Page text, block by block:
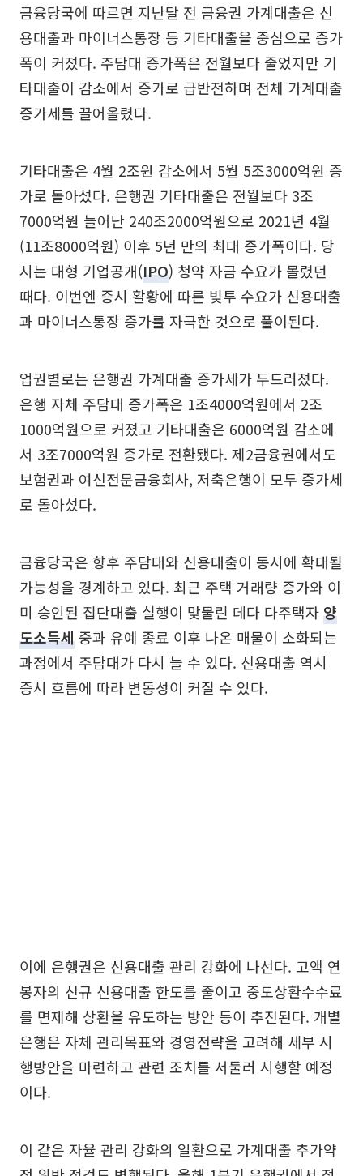
금융당국에 따르면 지난달 전 금융권 가계대출은 신
용대출과 마이너스통장 등 기타대출을 중심으로 증가
폭이 커졌다. 주담대 증가폭은 전월보다 줄었지만 기
타대출이 감소에서 증가로 급반전하며 전체 가계대출
증가세를 끌어올렸다.
기타대출은 4월 2조원 감소에서 5월 5조3000억원 증
가로 돌아섰다. 은행권 기타대출은 전월보다 3조
7000억원 늘어난 240조2000억원으로 2021년 4월
(11조8000억원) 이후 5년 만의 최대 증가폭이다. 당
시는 대형 기업공개(IPO) 청약 자금 수요가 몰렸던
때다. 이번엔 증시 활황에 따른 빚투 수요가 신용대출
과 마이너스통장 증가를 자극한 것으로 풀이된다.
업권별로는 은행권 가계대출 증가세가 두드러졌다.
은행 자체 주담대 증가폭은 1조4000억원에서 2조
1000억원으로 커졌고 기타대출은 6000억원 감소에
서 3조7000억원 증가로 전환됐다. 제2금융권에서도
보험권과 여신전문금융회사, 저축은행이 모두 증가세
로 돌아섰다.
금융당국은 향후 주담대와 신용대출이 동시에 확대될
가능성을 경계하고 있다. 최근 주택 거래량 증가와 이
미 승인된 집단대출 실행이 맞물린 데다 다주택자양
도소득세 중과 유예 종료 이후 나온 매물이 소화되는
과정에서 주담대가 다시 늘 수 있다. 신용대출 역시
증시 흐름에 따라 변동성이 커질 수 있다.
이에 은행권은 신용대출 관리 강화에 나선다. 고액 연
봉자의 신규 신용대출 한도를 줄이고 중도상환수수료
를 면제해 상환을 유도하는 방안 등이 추진된다. 개별
은행은 자체 관리목표와 경영전략을 고려해 세부 시
행방안을 마련하고 관련 조치를 서둘러 시행할 예정
이다.
이 같은 자율 관리 강화의 일환으로 가계대출 추가약